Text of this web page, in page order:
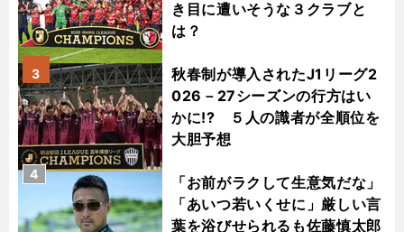
き目に遭いそうな３クラブと
は？
秋春制が導入されたJ1リーグ2
026－27シーズンの行方はい
かに!? ５人の識者が全順位を
大胆予想
3
「お前がラクして生意気だな」
「あいつ若いくせに」厳しい言
葉を浴びせられるも佐藤慎太郎
4